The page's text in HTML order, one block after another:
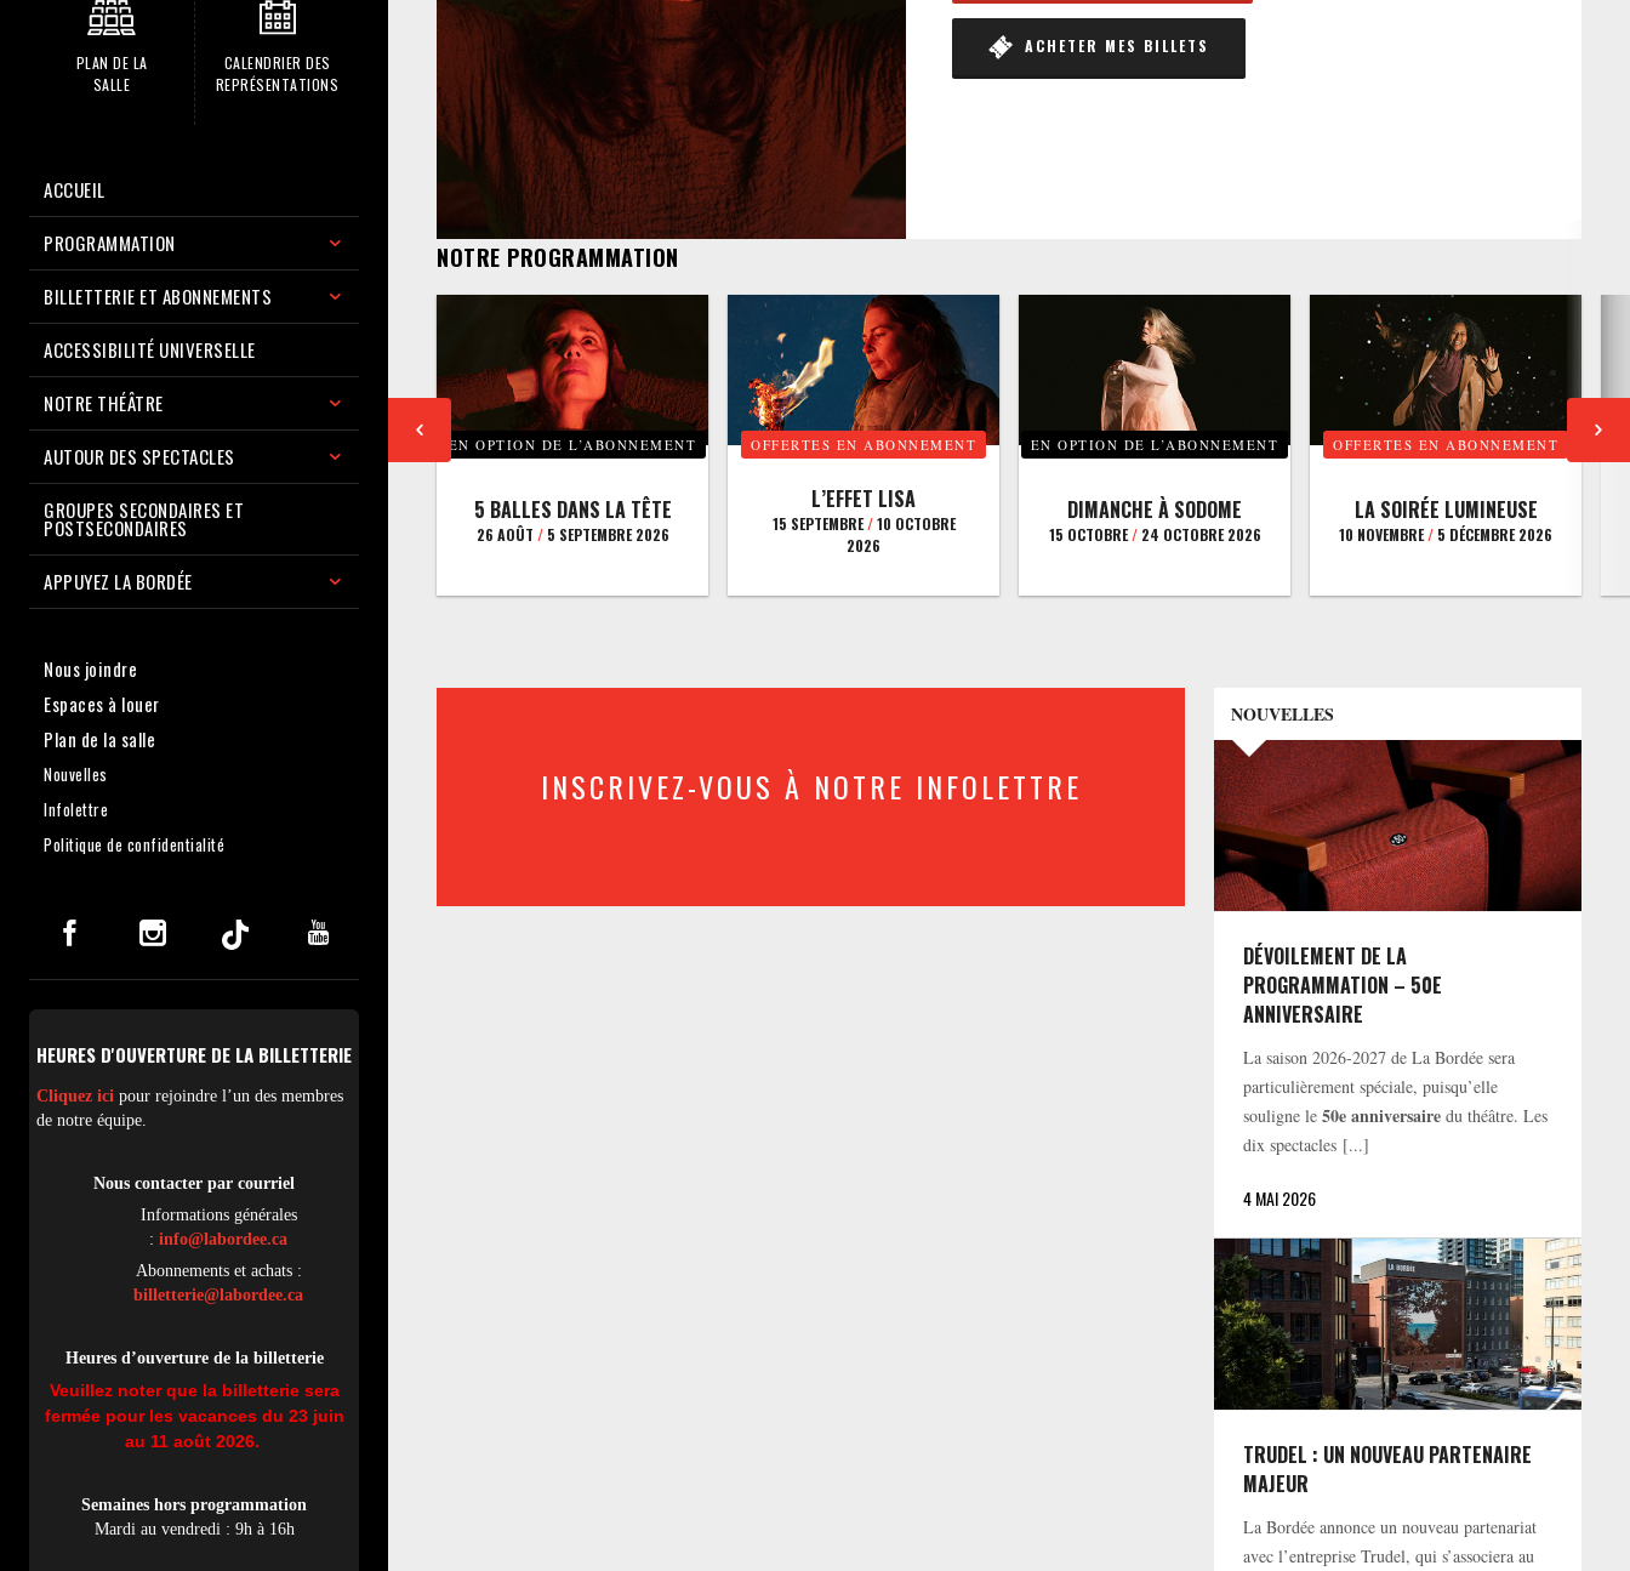
PLAN DE LA
SALLE
CALENDRIER DES
REPRÉSENTATIONS
ACCUEIL
PROGRAMMATION
BILLETTERIE ET ABONNEMENTS
ACCESSIBILITÉ UNIVERSELLE
NOTRE THÉÂTRE
AUTOUR DES SPECTACLES
GROUPES SECONDAIRES ET
POSTSECONDAIRES
APPUYEZ LA BORDÉE
Nous joindre
Espaces à louer
Plan de la salle
Nouvelles
Infolettre
Politique de confidentialité
HEURES D'OUVERTURE DE LA BILLETTERIE
Cliquez ici pour rejoindre l’un des membres
de notre équipe.
Nous contacter par courriel
Informations générales
: info@labordee.ca
Abonnements et achats :
billetterie@labordee.ca
Heures d’ouverture de la billetterie
Veuillez noter que la billetterie sera
fermée pour les vacances du 23 juin
au 11 août 2026.
Semaines hors programmation
Mardi au vendredi : 9h à 16h
ACHETER MES BILLETS
NOTRE PROGRAMMATION
EN OPTION DE L’ABONNEMENT
5 BALLES DANS LA TÊTE
26 AOÛT /5 SEPTEMBRE 2026
OFFERTES EN ABONNEMENT
L’EFFET LISA
15 SEPTEMBRE/10 OCTOBRE
2026
EN OPTION DE L’ABONNEMENT
DIMANCHE À SODOME
15 OCTOBRE/24 OCTOBRE 2026
OFFERTES EN ABONNEMENT
LA SOIRÉE LUMINEUSE
10 NOVEMBRE/ 5 DÉCEMBRE 2026
INSCRIVEZ-VOUS À NOTRE INFOLETTRE
NOUVELLES
DÉVOILEMENT DE LA
PROGRAMMATION – 50E
ANNIVERSAIRE
La saison 2026-2027 de La Bordée sera
particulièrement spéciale, puisqu’elle
souligne le50e anniversaire du théâtre. Les
dix spectacles [...]
4 MAI 2026
TRUDEL : UN NOUVEAU PARTENAIRE
MAJEUR
La Bordée annonce un nouveau partenariat
avec l’entreprise Trudel, qui s’associera au